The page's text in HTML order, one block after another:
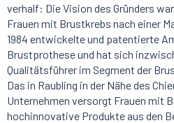
verhalf: Die Vision des Gründers
Frauen mit Brustkrebs nach einer
1984 entwickelte und patentierte
Brustprothese und hat sich
Qualitätsführer im Segment der
Das in Raubling in der Nähe des
Unternehmen versorgt Frauen mit
hochinnovative Produkte aus den